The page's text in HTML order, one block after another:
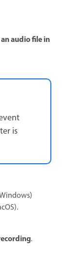
audio file in
is
.